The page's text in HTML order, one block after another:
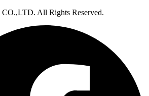
All Rights Reserved.